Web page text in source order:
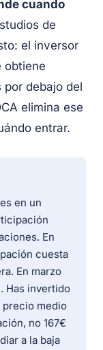
cuando
de
el inversor
obtiene
debajo del
elimina ese
entrar.
en un
En
cuesta
En marzo
Has invertido
precio medio
no 167€
a la baja